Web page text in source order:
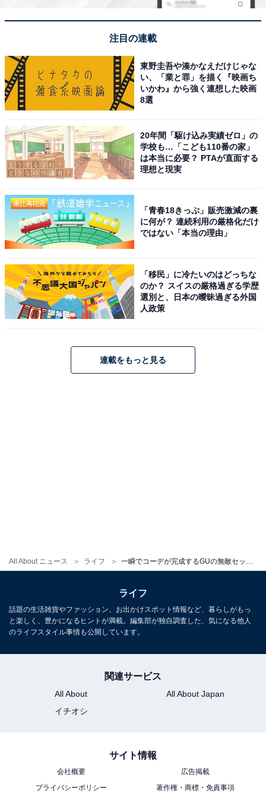
All About ニュース ライフ
トレンドのくすみグリーンが目を引くセットアップコー
デ。無地のシンプルなデザインなので、マクラメバッグ
やパイソン柄サンダルでアクセントをつけてみました。
けでキチンと感のある着こなしに。
注目の連載
東野圭吾や湊かなえだけじゃな
い、「業と罪」を描く『映画ち
いかわ』から強く連想した映画
8選
20年間「駆け込み実績ゼロ」の
学校も…「こども110番の家」
は本当に必要？ PTAが直面する
理想と現実
「青春18きっぷ」販売激減の裏
に何が？ 連続利用の厳格化だけ
ではない「本当の理由」
「移民」に冷たいのはどっちな
のか？ スイスの厳格過ぎる学歴
選別と、日本の曖昧過ぎる外国
人政策
連載をもっと見る
ライフ
話題の生活雑貨やファッション、お出かけスポット情報など、暮らしがもっ
と楽しく、豊かになるヒントが満載。編集部が独自調査した、気になる他人
のライフスタイル事情も公開しています。
関連サービス
All About
All About Japan
イチオシ
サイト情報
会社概要
広告掲載
プライバシーポリシー
著作権・商標・免責事項